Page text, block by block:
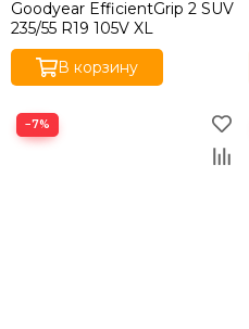
Goodyear EfficientGrip 2 SUV
235/55 R19 105V XL
В корзину
−7%